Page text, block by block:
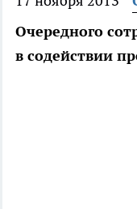
Очередного
в содействии